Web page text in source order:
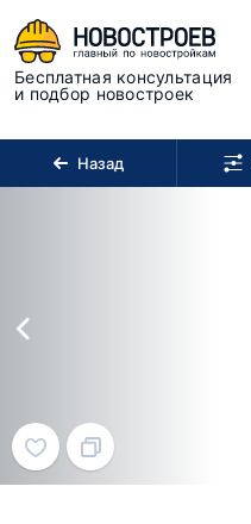
Бесплатная консультация
и подбор новостроек
Назад